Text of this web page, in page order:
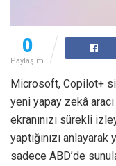
0
Paylaşım
Microsoft, Copilot+
yeni yapay zekâ
ekranınızı sürekli
yaptığınızı
sadece ABD’de